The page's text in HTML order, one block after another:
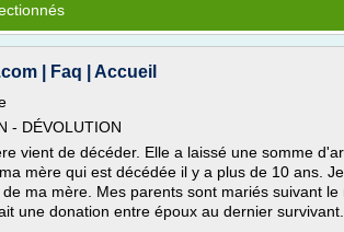
| Faq | Accueil
- DÉVOLUTION
vient de décéder. Elle a laissé une somme
mère qui est décédée il y a plus de 10 ans.
ma mère. Mes parents sont mariés suivant
une donation entre époux au dernier survivant.